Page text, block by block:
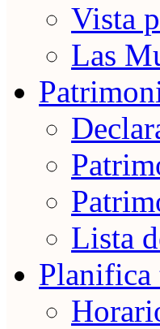
Vista
Las
Lista